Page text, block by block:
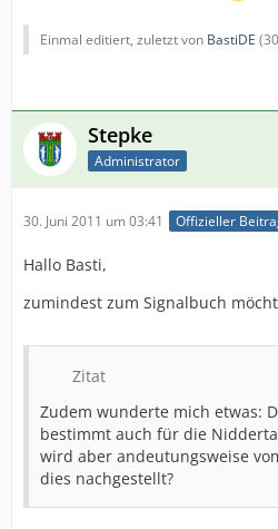
Einmal editiert, zuletzt von BastiDE (
Stepke
Administrator
30. Juni 2011 um 03:41 Offizieller
Hallo Basti,
zumindest zum Signalbuch
Zitat
Zudem wunderte mich etwas:
bestimmt auch für die
wird aber andeutungsweise
dies nachgestellt?